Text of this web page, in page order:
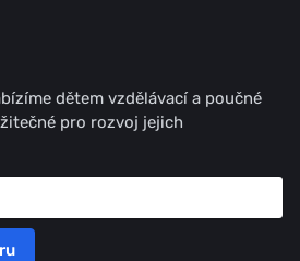
dětem vzdělávací a poučné
pro rozvoj jejich